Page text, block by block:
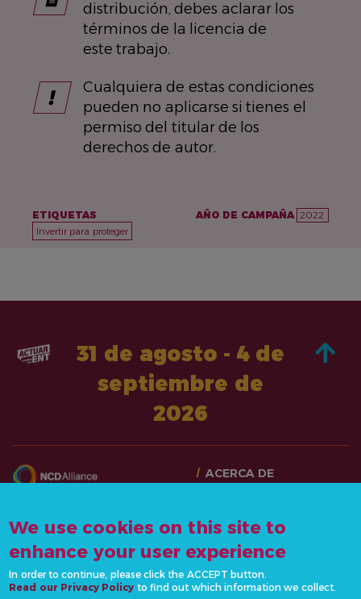
distribución, debes aclarar los
términos de la licencia de
este trabajo.
Cualquiera de estas condiciones
pueden no aplicarse si tienes el
permiso del titular de los
derechos de autor.
ETIQUETAS
Invertir para proteger
AÑO DE CAMPAÑA 2022
31 de agosto - 4 de
septiembre de
2026
info@actonncds.org
www.ncdalliance.org
ACERCA DE
NOTICIAS Y RECURSOS
RECURSOS
EVENTOS
POLÍTICA DE
We use cookies on this site to
enhance your user experience
In order to continue, please click the ACCEPT button.
Read our Privacy Policy to find out which information we collect.